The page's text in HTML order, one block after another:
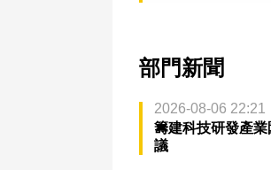
部門新聞
2026-08-06 22:21
籌建科技研發產
議